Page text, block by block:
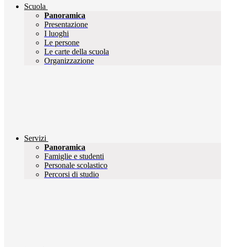
Scuola
Panoramica
Presentazione
I luoghi
Le persone
Le carte della scuola
Organizzazione
Servizi
Panoramica
Famiglie e studenti
Personale scolastico
Percorsi di studio